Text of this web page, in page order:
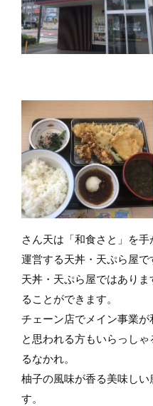
さん天は「和食さと」を
運営する天丼・天ぷら屋で
天丼・天ぷら屋ではあり
ることができます。
チェーン店でメイン事業
と思われる方もいらっし
るなかれ。
柚子の風味が香る美味し
す。